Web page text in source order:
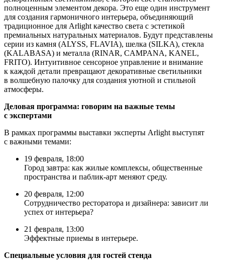
полноценным элементом декора. Это еще один инструмент
для создания гармоничного интерьера, объединяющий
традиционное для Arlight качество света с эстетикой
премиальных натуральных материалов. Будут представлены
серии из камня (ALYSS, FLAVIA), шелка (SILKA), стекла
(KALABASA) и металла (RINAR, CAMPANA, KANEL,
FRITO). Интуитивное сенсорное управление и внимание
к каждой детали превращают декоративные светильники
в волшебную палочку для создания уютной и стильной
атмосферы.
Деловая программа: говорим на важные темы
с экспертами
В рамках программы выставки эксперты Arlight выступят
с важными темами:
19 февраля, 18:00
Город завтра: как жилые комплексы, общественные
пространства и паблик-арт меняют среду.
20 февраля, 12:00
Сотрудничество ресторатора и дизайнера: зависит ли
успех от интерьера?
21 февраля, 13:00
Эффектные приемы в интерьере.
Специальные условия для гостей стенда